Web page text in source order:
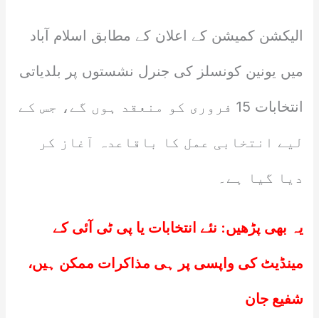
الیکشن کمیشن کے اعلان کے مطابق اسلام آباد
میں یونین کونسلز کی جنرل نشستوں پر بلدیاتی
انتخابات 15 فروری کو منعقد ہوں گے، جس کے
لیے انتخابی عمل کا باقاعدہ آغاز کر
دیا گیا ہے۔
یہ بھی پڑھیں: نئے انتخابات یا پی ٹی آئی کے
مینڈیٹ کی واپسی پر ہی مذاکرات ممکن ہیں،
شفیع جان